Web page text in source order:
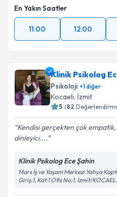
En Yakın Saatler
11:00 12:00
Klinik Psikolog
Psikoloji +1diğer
Kocaeli, İzmit
5 (82
Kendisi gerçekten çok empatik,
dinleyici....
Klinik Psikolog Ece Şahin
Mars İş ve Yaşam Merkezi Yahya
Giriş:1, Kat:1 Ofis No:1, İzmit/